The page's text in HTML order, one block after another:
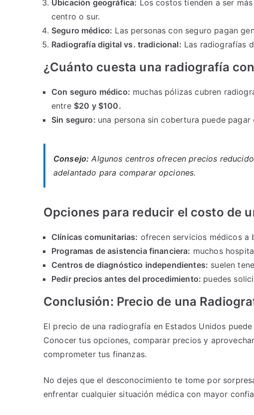
Ubicación geográfica: Los costos tienden a ser
centro o sur.
Seguro médico: Las personas con seguro pagan
Radiografía digital vs. tradicional: Las radiografías
¿Cuánto cuesta una radiografía
Con seguro médico: muchas pólizas cubren
entre $20 y $100.
Sin seguro: una persona sin cobertura puede pagar
Consejo: Algunos centros ofrecen precios
adelantado para comparar opciones.
Opciones para reducir el costo de
Clínicas comunitarias: ofrecen servicios médicos
Programas de asistencia financiera: muchos
Centros de diagnóstico independientes: suelen
Pedir precios antes del procedimiento: puedes
Conclusión: Precio de una
El precio de una radiografía en Estados Unidos
Conocer tus opciones, comparar precios y
comprometer tus finanzas.
No dejes que el desconocimiento te tome por
enfrentar cualquier situación médica con mayor